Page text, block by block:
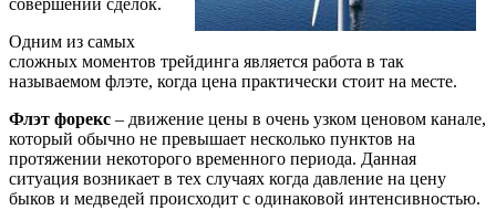
совершении сделок.
Одним из самых
сложных моментов трейдинга является работа в так
называемом флэте, когда цена практически стоит на месте.
Флэт форекс – движение цены в очень узком ценовом канале,
который обычно не превышает несколько пунктов на
протяжении некоторого временного периода. Данная
ситуация возникает в тех случаях когда давление на цену
быков и медведей происходит с одинаковой интенсивностью.